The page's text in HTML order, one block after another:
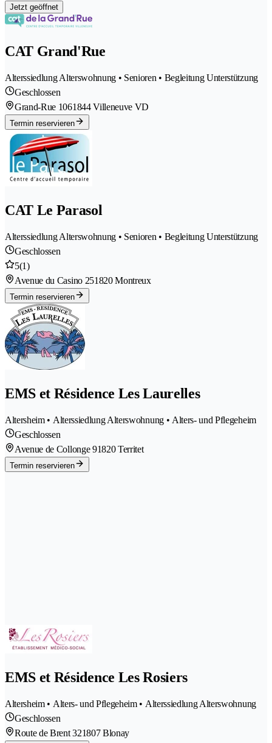
Jetzt geöffnet
CAT Grand'Rue
Alterssiedlung Alterswohnung • Senioren • Begleitung Unterstützung
Geschlossen
Grand-Rue 1061844 Villeneuve VD
Termin reservieren
CAT Le Parasol
Alterssiedlung Alterswohnung • Senioren • Begleitung Unterstützung
Geschlossen
5(1)
Avenue du Casino 251820 Montreux
Termin reservieren
EMS et Résidence Les Laurelles
Altersheim • Alterssiedlung Alterswohnung • Alters- und Pflegeheim
Geschlossen
Avenue de Collonge 91820 Territet
Termin reservieren
EMS et Résidence Les Rosiers
Altersheim • Alters- und Pflegeheim • Alterssiedlung Alterswohnung
Geschlossen
Route de Brent 321807 Blonay